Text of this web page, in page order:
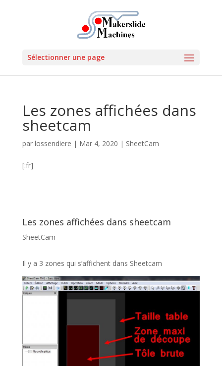
Sélectionner une page
Les zones affichées dans
sheetcam
par lossendiere | Mar 4, 2020 | SheetCam
[:fr]
Les zones affichées dans sheetcam
SheetCam
Il y a 3 zones qui s’affichent dans Sheetcam